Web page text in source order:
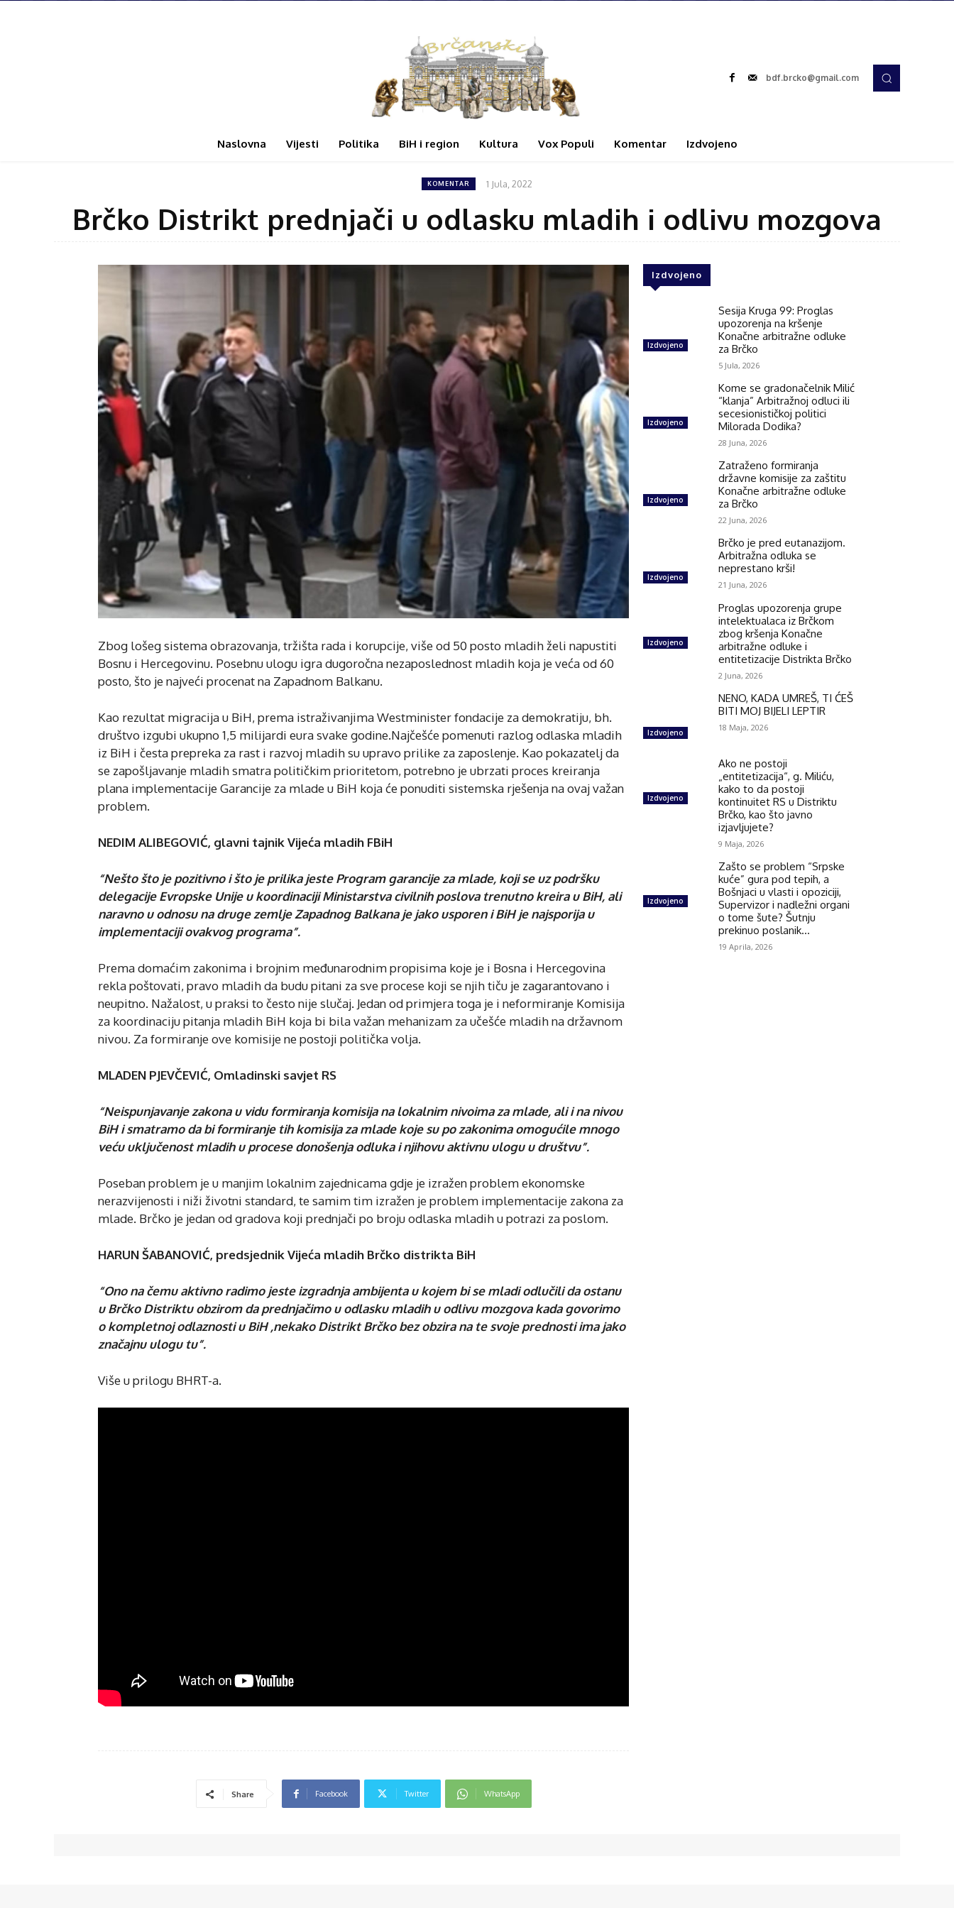
bdf.brcko@gmail.com
Naslovna Vijesti Politika BiH i region Kultura Vox Populi Komentar Izdvojeno
KOMENTAR 1 Jula, 2022
Brčko Distrikt prednjači u odlasku mladih i odlivu mozgova
Zbog lošeg sistema obrazovanja, tržišta rada i korupcije, više od 50 posto mladih želi napustiti
Bosnu i Hercegovinu. Posebnu ulogu igra dugoročna nezaposlednost mladih koja je veća od 60
posto, što je najveći procenat na Zapadnom Balkanu.
Kao rezultat migracija u BiH, prema istraživanjima Westminister fondacije za demokratiju, bh.
društvo izgubi ukupno 1,5 milijardi eura svake godine.Najčešće pomenuti razlog odlaska mladih
iz BiH i česta prepreka za rast i razvoj mladih su upravo prilike za zaposlenje. Kao pokazatelj da
se zapošljavanje mladih smatra političkim prioritetom, potrebno je ubrzati proces kreiranja
plana implementacije Garancije za mlade u BiH koja će ponuditi sistemska rješenja na ovaj važan
problem.
NEDIM ALIBEGOVIĆ, glavni tajnik Vijeća mladih FBiH
“Nešto što je pozitivno i što je prilika jeste Program garancije za mlade, koji se uz podršku
delegacije Evropske Unije u koordinaciji Ministarstva civilnih poslova trenutno kreira u BiH, ali
naravno u odnosu na druge zemlje Zapadnog Balkana je jako usporen i BiH je najsporija u
implementaciji ovakvog programa”.
Prema domaćim zakonima i brojnim međunarodnim propisima koje je i Bosna i Hercegovina
rekla poštovati, pravo mladih da budu pitani za sve procese koji se njih tiču je zagarantovano i
neupitno. Nažalost, u praksi to često nije slučaj. Jedan od primjera toga je i neformiranje Komisija
za koordinaciju pitanja mladih BiH koja bi bila važan mehanizam za učešće mladih na državnom
nivou. Za formiranje ove komisije ne postoji politička volja.
MLADEN PJEVČEVIĆ, Omladinski savjet RS
“Neispunjavanje zakona u vidu formiranja komisija na lokalnim nivoima za mlade, ali i na nivou
BiH i smatramo da bi formiranje tih komisija za mlade koje su po zakonima omogućile mnogo
veću uključenost mladih u procese donošenja odluka i njihovu aktivnu ulogu u društvu”.
Poseban problem je u manjim lokalnim zajednicama gdje je izražen problem ekonomske
nerazvijenosti i niži životni standard, te samim tim izražen je problem implementacije zakona za
mlade. Brčko je jedan od gradova koji prednjači po broju odlaska mladih u potrazi za poslom.
HARUN ŠABANOVIĆ, predsjednik Vijeća mladih Brčko distrikta BiH
“Ono na čemu aktivno radimo jeste izgradnja ambijenta u kojem bi se mladi odlučili da ostanu
u Brčko Distriktu obzirom da prednjačimo u odlasku mladih u odlivu mozgova kada govorimo
o kompletnoj odlaznosti u BiH ,nekako Distrikt Brčko bez obzira na te svoje prednosti ima jako
značajnu ulogu tu”.
Više u prilogu BHRT-a.
Share Facebook Twitter WhatsApp
Izdvojeno
Izdvojeno
Sesija Kruga 99: Proglas
upozorenja na kršenje
Konačne arbitražne odluke
za Brčko
5 Jula, 2026
Izdvojeno
Kome se gradonačelnik Milić
“klanja” Arbitražnoj odluci ili
secesionističkoj politici
Milorada Dodika?
28 Juna, 2026
Izdvojeno
Zatraženo formiranja
državne komisije za zaštitu
Konačne arbitražne odluke
za Brčko
22 Juna, 2026
Izdvojeno
Brčko je pred eutanazijom.
Arbitražna odluka se
neprestano krši!
21 Juna, 2026
Izdvojeno
Proglas upozorenja grupe
intelektualaca iz Brčkom
zbog kršenja Konačne
arbitražne odluke i
entitetizacije Distrikta Brčko
2 Juna, 2026
Izdvojeno
NENO, KADA UMREŠ, TI ĆEŠ
BITI MOJ BIJELI LEPTIR
18 Maja, 2026
Izdvojeno
Ako ne postoji
„entitetizacija“, g. Miliću,
kako to da postoji
kontinuitet RS u Distriktu
Brčko, kao što javno
izjavljujete?
9 Maja, 2026
Izdvojeno
Zašto se problem “Srpske
kuće” gura pod tepih, a
Bošnjaci u vlasti i opoziciji,
Supervizor i nadležni organi
o tome šute? Šutnju
prekinuo poslanik...
19 Aprila, 2026